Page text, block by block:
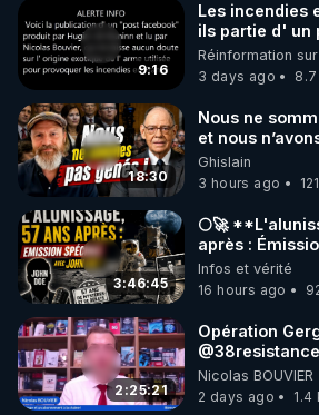
9:16
Les incendies
ils partie d' un
débuté le 11
?
Réinformation
3 days ago
18:30
Nous ne
et nous
de nous excuser !
#jehovah
Ghislain
3 hours ago
3:46:45
🌕🚀
après :
avec John Doe
Infos et vérité
16 hours ago
2:25:21
Opération
Nicolas BOUVIER
2 days ago
1.4